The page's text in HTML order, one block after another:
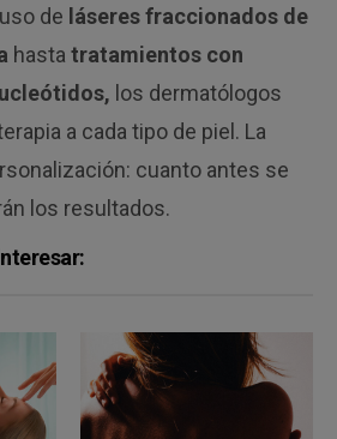
de láseres fraccionados de
hasta tratamientos con
los dermatólogos
a cada tipo de piel. La
cuanto antes se
los resultados.